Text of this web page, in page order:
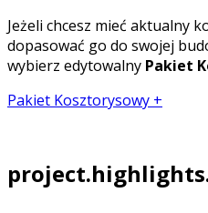
Jeżeli chcesz mieć aktualny
dopasować go do swojej
wybierz edytowalny Pakiet
Pakiet Kosztorysowy +